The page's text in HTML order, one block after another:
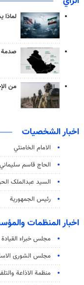
لماذا
صدمة
من
اخبار الشخصيات
الامام الخامنئي
الحاج قاسم سليماني
السید عبدالملک
رئيس الجمهورية
اخبار المنظمات
مجلس خبراء القيادة
مجلس الشورى
منظمة الاذاعة